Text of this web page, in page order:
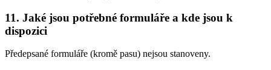
11. Jaké jsou potřebné formuláře a kde jsou k
dispozici
Předepsané formuláře (kromě pasu) nejsou stanoveny.